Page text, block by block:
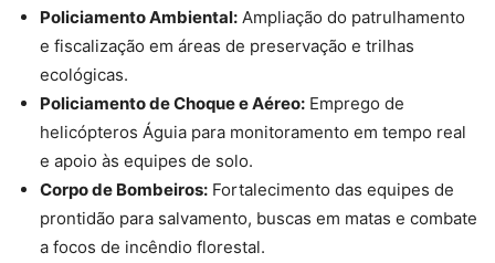
Policiamento Ambiental: Ampliação do patrulhamento
e fiscalização em áreas de preservação e trilhas
ecológicas.
Policiamento de Choque e Aéreo: Emprego de
helicópteros Águia para monitoramento em tempo real
e apoio às equipes de solo.
Corpo de Bombeiros: Fortalecimento das equipes de
prontidão para salvamento, buscas em matas e combate
a focos de incêndio florestal.